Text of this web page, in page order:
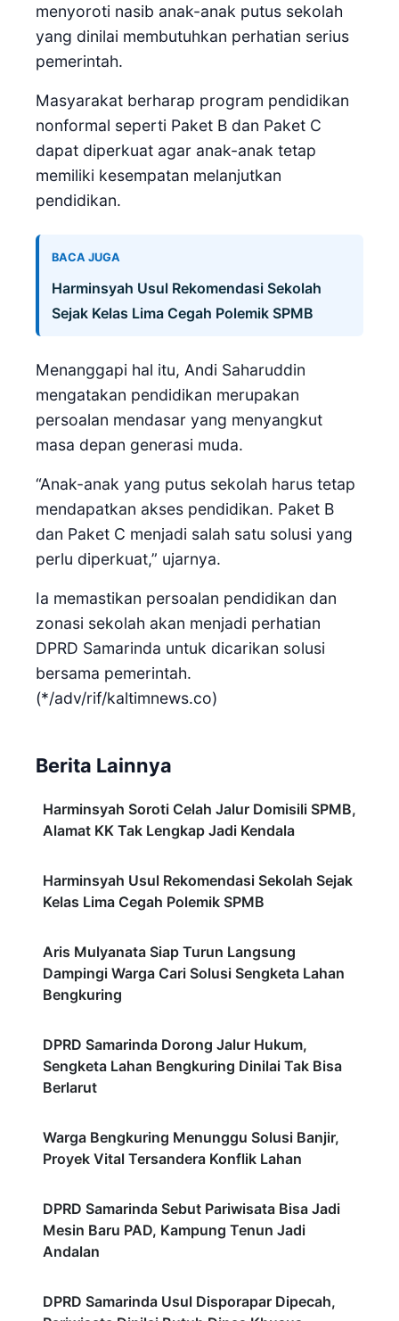
menyoroti nasib anak-anak putus sekolah
yang dinilai membutuhkan perhatian serius
pemerintah.
Masyarakat berharap program pendidikan
nonformal seperti Paket B dan Paket C
dapat diperkuat agar anak-anak tetap
memiliki kesempatan melanjutkan
pendidikan.
BACA JUGA
Harminsyah Usul Rekomendasi Sekolah
Sejak Kelas Lima Cegah Polemik SPMB
Menanggapi hal itu, Andi Saharuddin
mengatakan pendidikan merupakan
persoalan mendasar yang menyangkut
masa depan generasi muda.
“Anak-anak yang putus sekolah harus tetap
mendapatkan akses pendidikan. Paket B
dan Paket C menjadi salah satu solusi yang
perlu diperkuat,” ujarnya.
Ia memastikan persoalan pendidikan dan
zonasi sekolah akan menjadi perhatian
DPRD Samarinda untuk dicarikan solusi
bersama pemerintah.
(*/adv/rif/kaltimnews.co)
Berita Lainnya
Harminsyah Soroti Celah Jalur Domisili SPMB,
Alamat KK Tak Lengkap Jadi Kendala
Harminsyah Usul Rekomendasi Sekolah Sejak
Kelas Lima Cegah Polemik SPMB
Aris Mulyanata Siap Turun Langsung
Dampingi Warga Cari Solusi Sengketa Lahan
Bengkuring
DPRD Samarinda Dorong Jalur Hukum,
Sengketa Lahan Bengkuring Dinilai Tak Bisa
Berlarut
Warga Bengkuring Menunggu Solusi Banjir,
Proyek Vital Tersandera Konflik Lahan
DPRD Samarinda Sebut Pariwisata Bisa Jadi
Mesin Baru PAD, Kampung Tenun Jadi
Andalan
DPRD Samarinda Usul Disporapar Dipecah,